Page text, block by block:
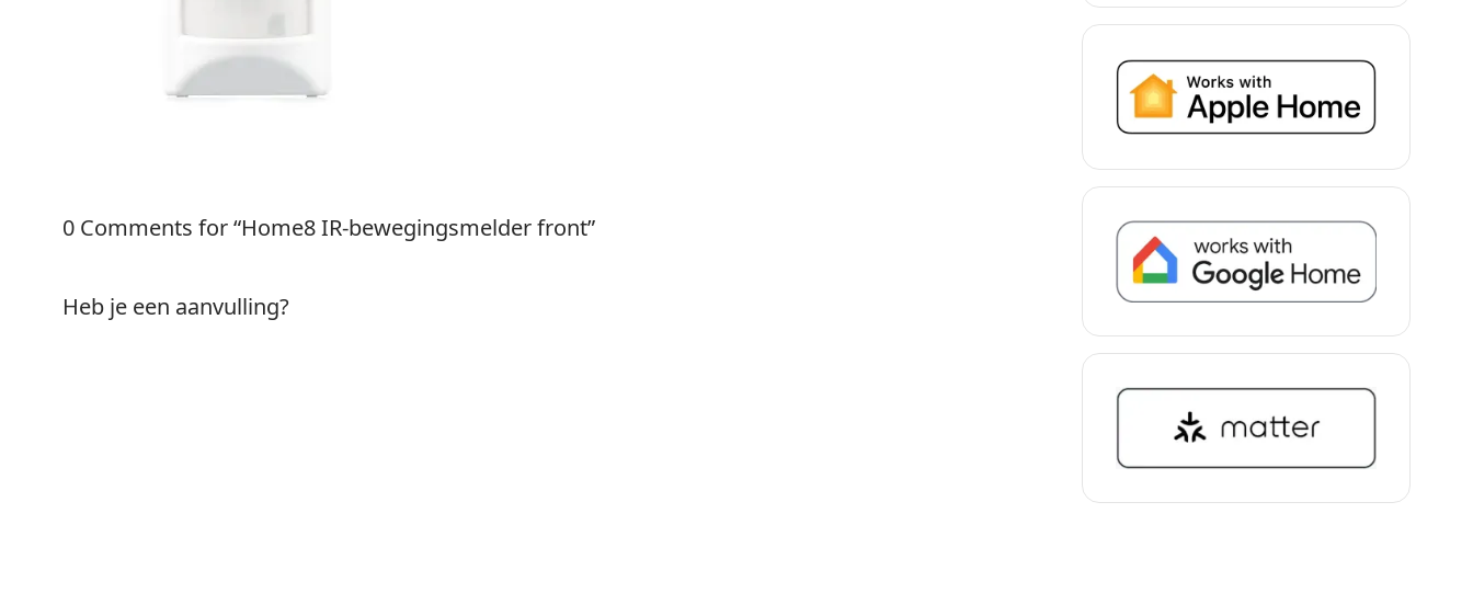
0 Comments for “Home8 IR-bewegingsmelder front”
Heb je een aanvulling?